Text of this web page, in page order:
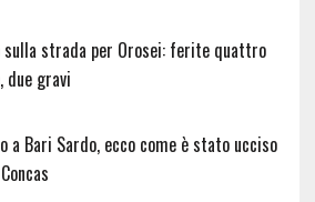
sulla strada per Orosei: ferite quattro
due gravi
a Bari Sardo, ecco come è stato ucciso